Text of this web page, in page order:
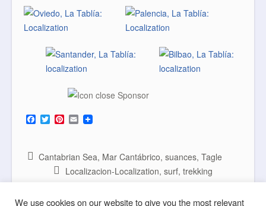
F
a
b
T
w
t
e
P
e
r
e
E
m
l
Cantabrian Sea, Mar Cantábrico,suances,Tagle
Localizacion-Localization, surf, trekking
We use cookies on our website to give you the most relevant